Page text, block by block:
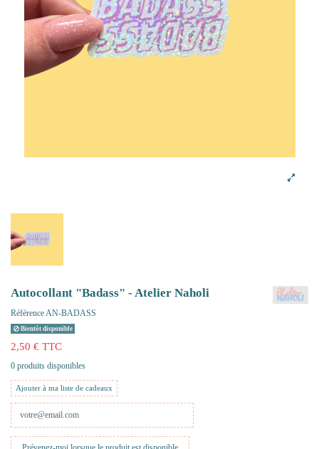
Autocollant "Badass" - Atelier Naholi
RéférenceAN-BADASS
Bientôt disponible
2,50 € TTC
0 produits disponibles
Ajouter à ma liste de cadeaux